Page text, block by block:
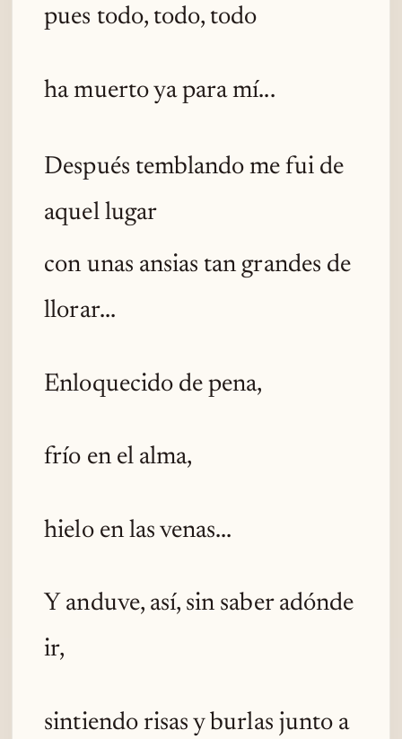
pues todo, todo, todo
ha muerto ya para mí...
Después temblando me fui de
aquel lugar
con unas ansias tan grandes de
llorar...
Enloquecido de pena,
frío en el alma,
hielo en las venas...
Y anduve, así, sin saber adónde
ir,
sintiendo risas y burlas junto a